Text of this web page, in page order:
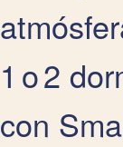
1 o 2
con